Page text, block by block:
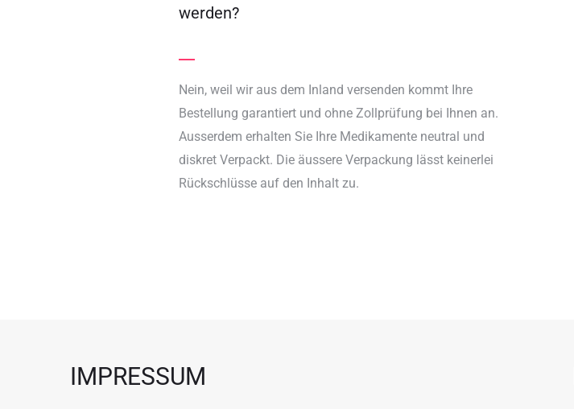
werden?
Nein, weil wir aus dem Inland versenden kommt Ihre
Bestellung garantiert und ohne Zollprüfung bei Ihnen an.
Ausserdem erhalten Sie Ihre Medikamente neutral und
diskret Verpackt. Die äussere Verpackung lässt keinerlei
Rückschlüsse auf den Inhalt zu.
IMPRESSUM